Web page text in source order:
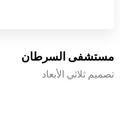
مستشفى السرطان
تصميم ثلاثي الأبعاد